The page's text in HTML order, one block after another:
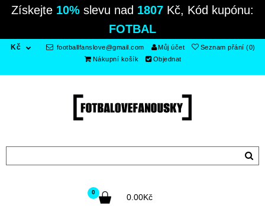
Získejte 10% slevu nad 1807 Kč, Kód kupónu:
FOTBAL
Kč footballfanslove@gmail.com Můj účet
Seznam přání (0)
Nákupní košík
Objednat
0
0.00Kč